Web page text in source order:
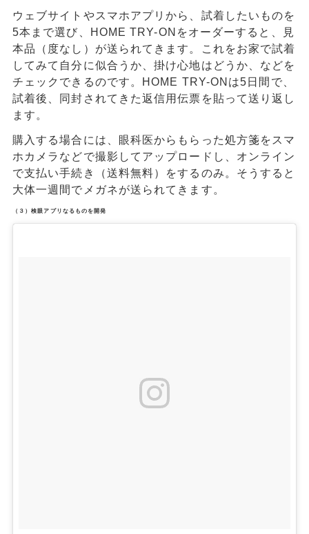
ウェブサイトやスマホアプリから、試着したいものを
5本まで選び、HOME TRY-ONをオーダーすると、見
本品（度なし）が送られてきます。これをお家で試着
してみて自分に似合うか、掛け心地はどうか、などを
チェックできるのです。HOME TRY-ONは5日間で、
試着後、同封されてきた返信用伝票を貼って送り返し
ます。
購入する場合には、眼科医からもらった処方箋をスマ
ホカメラなどで撮影してアップロードし、オンライン
で支払い手続き（送料無料）をするのみ。そうすると
大体一週間でメガネが送られてきます。
（３）検眼アプリなるものを開発